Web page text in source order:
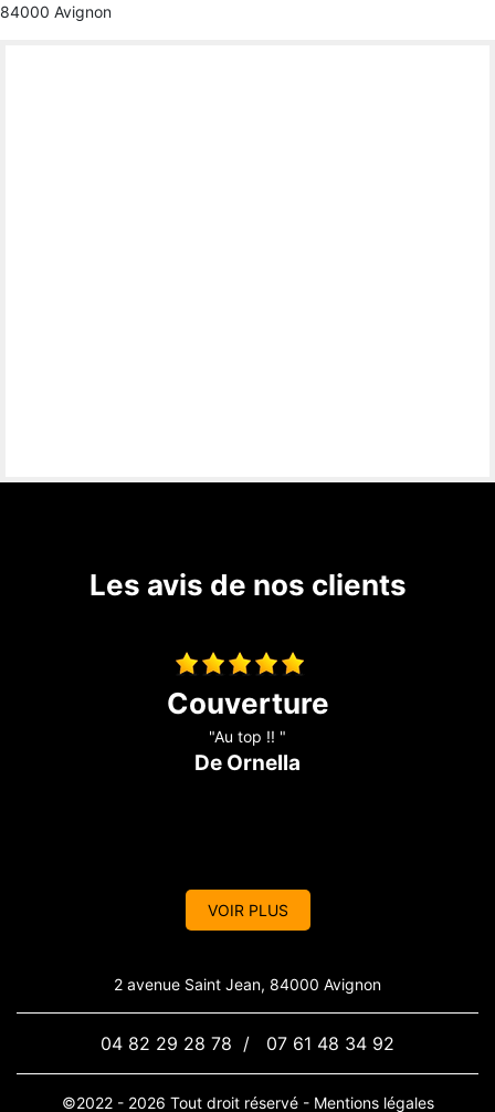
84000 Avignon
Les avis de nos clients
Toiture fuite
"Il a révisé ma toiture complète j’avais des problèmes de fuite
sur mon toit Problème, résolu, travail efficace. Personne
VOIR PLUS
2 avenue Saint Jean, 84000 Avignon
04 82 29 28 78 / 07 61 48 34 92
©2022 - 2026 Tout droit réservé - Mentions légales